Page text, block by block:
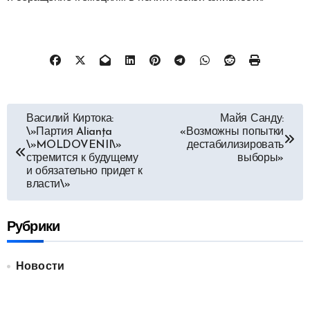
Навигация
по
записям
Василий Киртока:
\»Партия Alianța
\»MOLDOVENII\»
стремится к будущему
и обязательно придет к
власти\»
Майя Санду:
«Возможны попытки
дестабилизировать
выборы»
Рубрики
Новости